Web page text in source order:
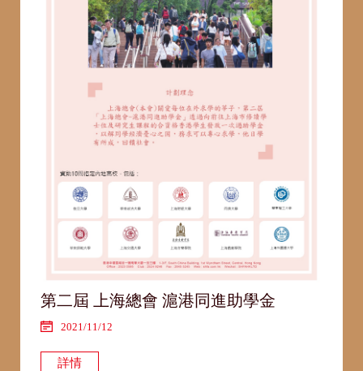
第二屆 上海總會 滬港同進助學金
2021/11/12
詳情